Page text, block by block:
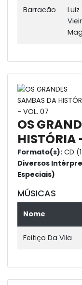
Barracão
OS
HISTÓRIA
Formato(s): CD
Diversos
Especiais)
MÚSICAS
Nome
Feitiço Da Vila